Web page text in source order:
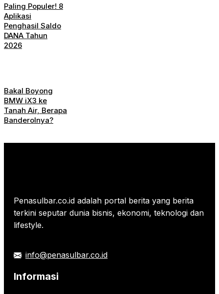
Paling Populer! 8
Aplikasi
Penghasil Saldo
DANA Tahun
2026
Bakal Boyong
BMW iX3 ke
Tanah Air, Berapa
Banderolnya?
Penasulbar.co.id adalah portal berita yang berita
terkini seputar dunia bisnis, ekonomi, teknologi dan
lifestyle.
info@penasulbar.co.id
Informasi